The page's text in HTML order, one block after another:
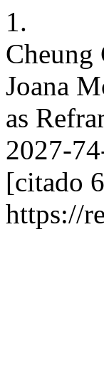
1.
Cheung
Joana
as
2027-
[citado
https://